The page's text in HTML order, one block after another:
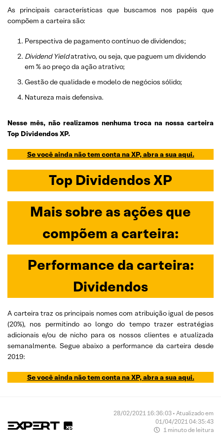
As principais características que buscamos nos papéis que
compõem a carteira são:
Perspectiva de pagamento contínuo de dividendos;
Dividend Yieldatrativo, ou seja, que paguem um dividendo
em % ao preço da ação atrativo;
Gestão de qualidade e modelo de negócios sólido;
Natureza mais defensiva.
Nesse mês, não realizamos nenhuma troca na nossa carteira
Top Dividendos XP.
Se você ainda não tem conta na XP, abra a sua aqui.
Top Dividendos XP
Mais sobre as ações que
compõem a carteira:
Performance da carteira:
Dividendos
A carteira traz os principais nomes com atribuição igual de pesos
(20%), nos permitindo ao longo do tempo trazer estratégias
adicionais e/ou de nicho para os nossos clientes e atualizada
semanalmente. Segue abaixo a performance da carteira desde
2019:
Se você ainda não tem conta na XP, abra a sua aqui.
28/02/2021 16:36:03 • Atualizado em
01/04/2021 04:35:43
1 minuto de leitura